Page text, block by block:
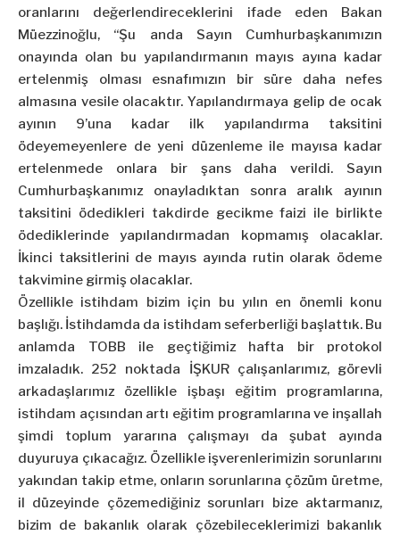
oranlarını değerlendireceklerini ifade eden Bakan
Müezzinoğlu, “Şu anda Sayın Cumhurbaşkanımızın
onayında olan bu yapılandırmanın mayıs ayına kadar
ertelenmiş olması esnafımızın bir süre daha nefes
almasına vesile olacaktır. Yapılandırmaya gelip de ocak
ayının 9’una kadar ilk yapılandırma taksitini
ödeyemeyenlere de yeni düzenleme ile mayısa kadar
ertelenmede onlara bir şans daha verildi. Sayın
Cumhurbaşkanımız onayladıktan sonra aralık ayının
taksitini ödedikleri takdirde gecikme faizi ile birlikte
ödediklerinde yapılandırmadan kopmamış olacaklar.
İkinci taksitlerini de mayıs ayında rutin olarak ödeme
takvimine girmiş olacaklar.
Özellikle istihdam bizim için bu yılın en önemli konu
başlığı. İstihdamda da istihdam seferberliği başlattık. Bu
anlamda TOBB ile geçtiğimiz hafta bir protokol
imzaladık. 252 noktada İŞKUR çalışanlarımız, görevli
arkadaşlarımız özellikle işbaşı eğitim programlarına,
istihdam açısından artı eğitim programlarına ve inşallah
şimdi toplum yararına çalışmayı da şubat ayında
duyuruya çıkacağız. Özellikle işverenlerimizin sorunlarını
yakından takip etme, onların sorunlarına çözüm üretme,
il düzeyinde çözemediğiniz sorunları bize aktarmanız,
bizim de bakanlık olarak çözebileceklerimizi bakanlık